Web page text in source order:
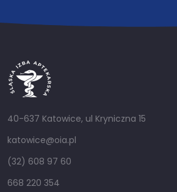
40-637 Katowice, ul Kryniczna 15
katowice@oia.pl
(32) 608 97 60
668 220 354